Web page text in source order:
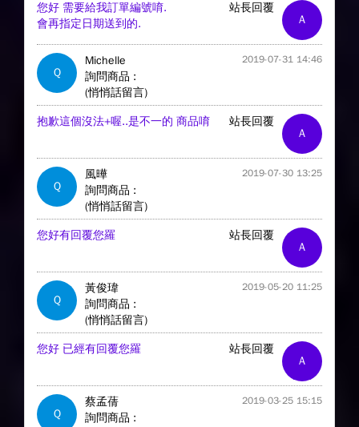
A
站長回覆
您好 需要給我訂單編號唷.
會再指定日期送到的.
Q
Michelle 2019-07-31 14:46
詢問商品 :
(悄悄話留言)
A
站長回覆
抱歉這個沒法+喔..是不一的 商品唷
Q
風曄 2019-07-30 13:25
詢問商品 :
(悄悄話留言)
A
站長回覆
您好有回覆您羅
Q
黃俊瑋 2019-05-20 11:25
詢問商品 :
(悄悄話留言)
A
站長回覆
您好 已經有回覆您羅
Q
蔡孟蒨 2019-03-25 15:15
詢問商品 :